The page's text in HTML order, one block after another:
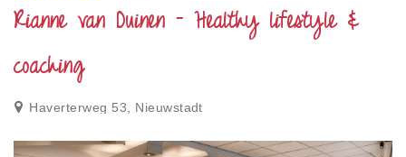
Rianne van Duinen - Healthy lifestyle &
coaching
Haverterweg 53, Nieuwstadt